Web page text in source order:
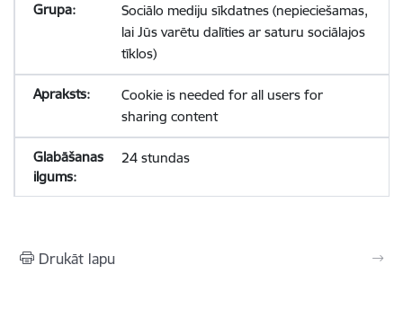
Sociālo mediju sīkdatnes (nepieciešamas,
lai Jūs varētu dalīties ar saturu sociālajos
tīklos)
Cookie is needed for all users for
sharing content
24 stundas
Drukāt lapu